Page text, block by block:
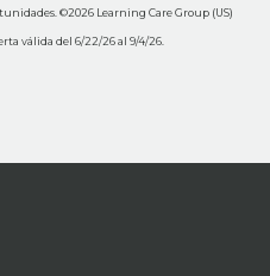
©2026 Learning Care Group (US)
válida del 6/22/26 al 9/4/26.